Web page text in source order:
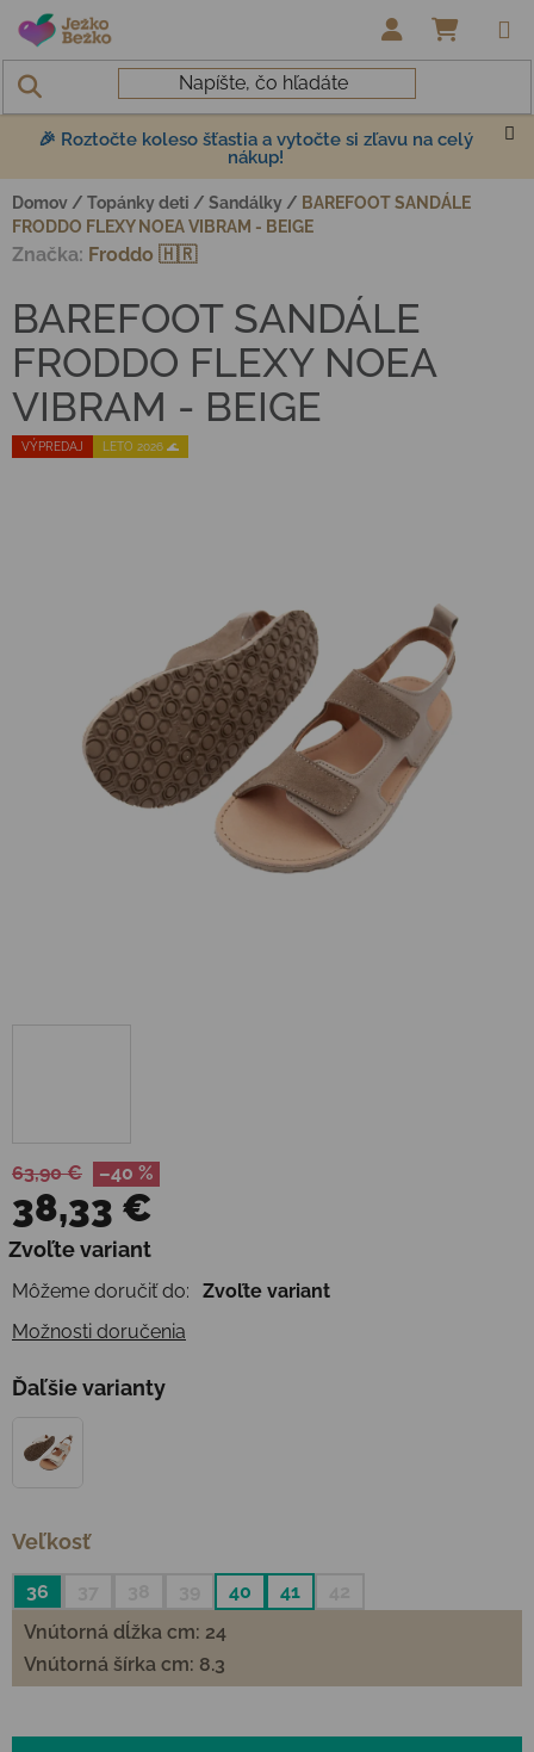
Prejsť na obsah
🎉 Roztočte koleso šťastia a vytočte si zľavu na celý
nákup!
Domov / Topánky deti / Sandálky / BAREFOOT SANDÁLE
FRODDO FLEXY NOEA VIBRAM - BEIGE
63,90 € –40 %
38,33 €
Jednotková cena:
Zvoľte variant
Môžeme doručiť do:
Zvoľte variant
Možnosti doručenia
Ďaľšie varianty
Veľkosť
36 40 41
Vnútorná dĺžka cm: 24
Vnútorná šírka cm: 8.3
VÝPREDAJ LETO 2026 🌊
BAREFOOT SANDÁLE
FRODDO FLEXY NOEA
VIBRAM - BEIGE
Značka: Froddo 🇭🇷